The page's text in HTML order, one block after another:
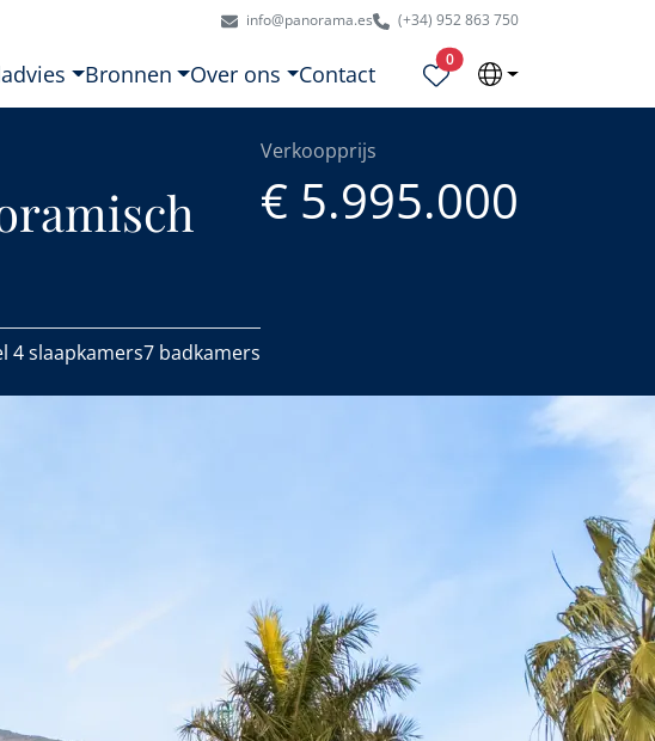
info@panorama.es (+34) 952 863 750
Bronnen Over ons Contact
0Geselecteerde eigendommen
4 slaapkamers7 badkamers
Verkoopprijs
€ 5.995.000